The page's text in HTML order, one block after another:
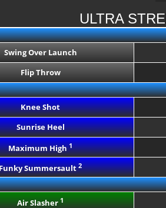
ULTRA
Swing Over Launch
Flip Throw
Knee Shot
Sunrise Heel
Maximum High1
Summersault2
Air Slasher1